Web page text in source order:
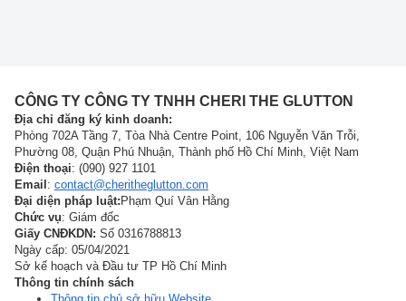
CÔNG TY CÔNG TY TNHH CHERI THE GLUTTON
Địa chỉ đăng ký kinh doanh:
Phòng 702A Tầng 7, Tòa Nhà Centre Point, 106 Nguyễn Văn Trỗi,
Phường 08, Quận Phú Nhuận, Thành phố Hồ Chí Minh, Việt Nam
Điện thoại: (090) 927 1101
Email : contact@cheritheglutton.com
Đại diện pháp luật: Phạm Quí Vân Hằng
Chức vụ: Giám đốc
Giấy CNĐKDN: Số 0316788813
Ngày cấp: 05/04/2021
Sở kế hoạch và Đầu tư TP Hồ Chí Minh
Thông tin chính sách